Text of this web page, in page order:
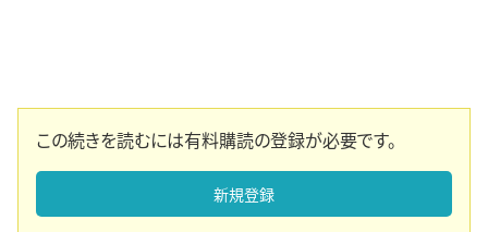
この続きを読むには有料購読の登録が必要です。
新規登録